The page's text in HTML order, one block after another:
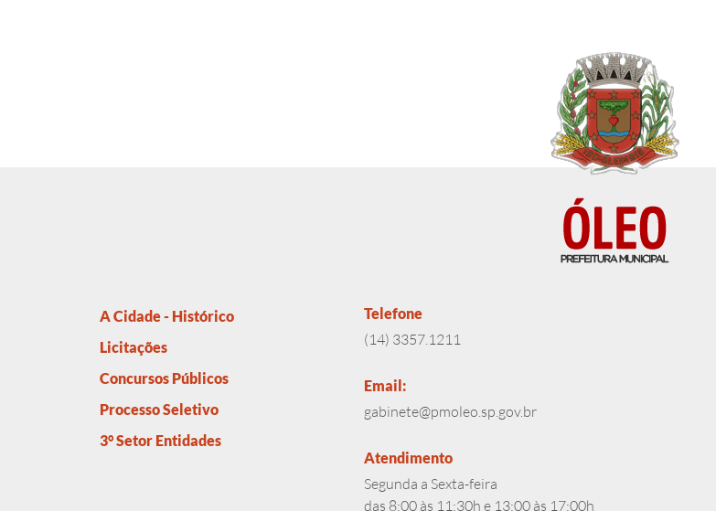
A Cidade - Histórico
Licitações
Concursos Públicos
Processo Seletivo
3° Setor Entidades
Telefone
(14) 3357.1211
Email:
gabinete@pmoleo.sp.gov.br
Atendimento
Segunda a Sexta-feira
das 8:00 às 11:30h e 13:00 às 17:00h